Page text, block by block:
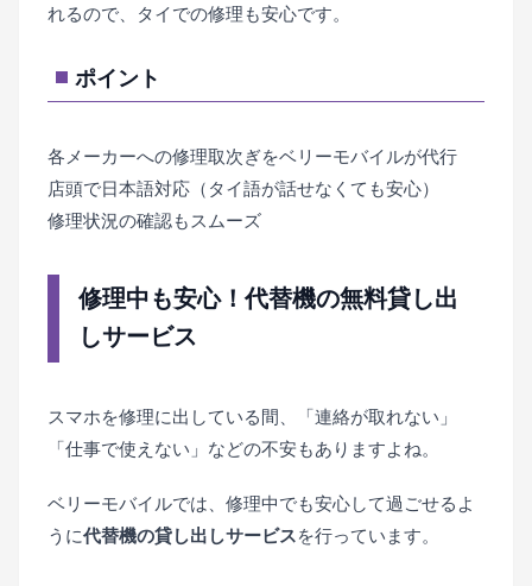
れるので、タイでの修理も安心です。
ポイント
各メーカーへの修理取次ぎをベリーモバイルが代行
店頭で日本語対応（タイ語が話せなくても安心）
修理状況の確認もスムーズ
修理中も安心！代替機の無料貸し出
しサービス
スマホを修理に出している間、「連絡が取れない」
「仕事で使えない」などの不安もありますよね。
ベリーモバイルでは、修理中でも安心して過ごせるよ
うに代替機の貸し出しサービスを行っています。